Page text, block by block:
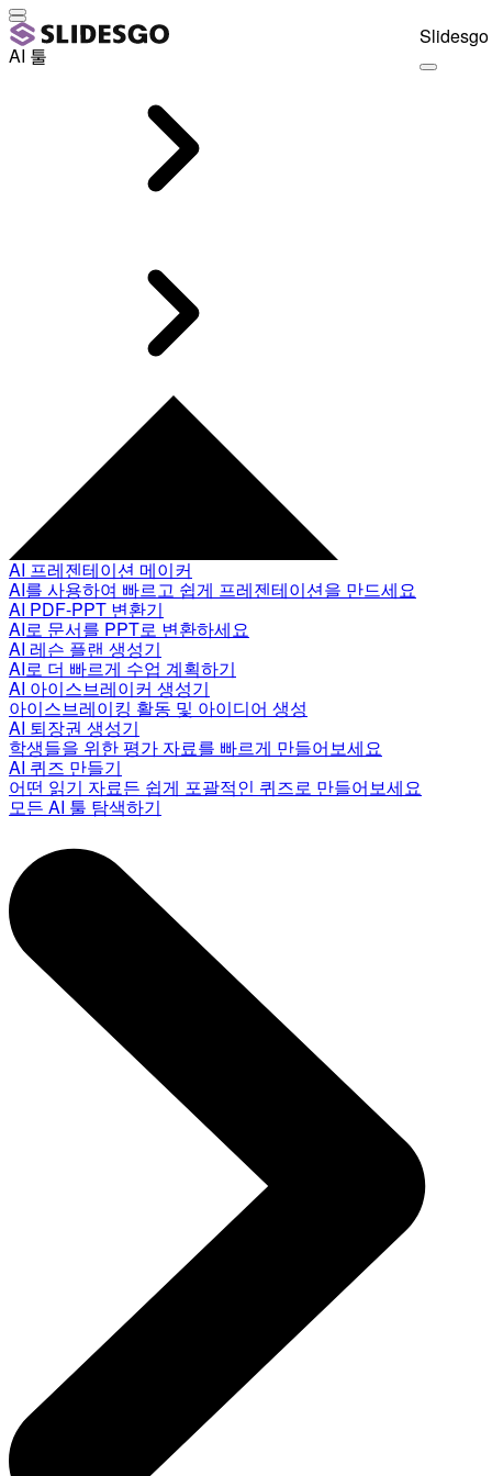
AI 툴
AI 프레젠테이션 메이커
AI를 사용하여 빠르고 쉽게 프레젠테이션을 만드세요
AI PDF-PPT 변환기
AI로 문서를 PPT로 변환하세요
AI 레슨 플랜 생성기
AI로 더 빠르게 수업 계획하기
AI 아이스브레이커 생성기
아이스브레이킹 활동 및 아이디어 생성
AI 퇴장권 생성기
학생들을 위한 평가 자료를 빠르게 만들어보세요
AI 퀴즈 만들기
어떤 읽기 자료든 쉽게 포괄적인 퀴즈로 만들어보세요
모든 AI 툴 탐색하기